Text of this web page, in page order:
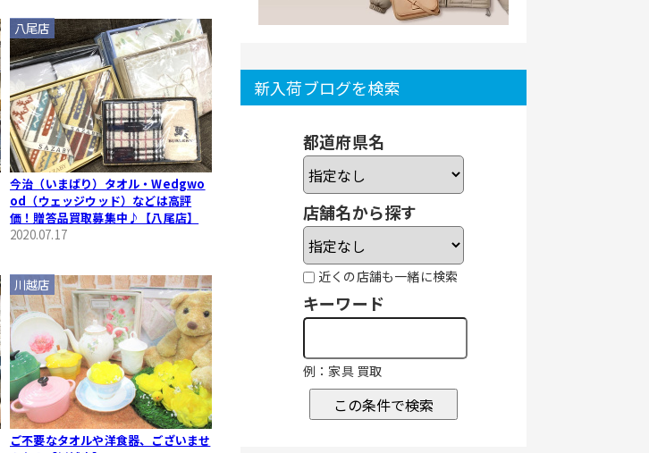
今治（いまばり）タオル・Wedgwo
od（ウェッジウッド）などは高評
価！贈答品買取募集中♪【八尾店】
2020.07.17
八尾店
ご不要なタオルや洋食器、ございませ
川越店
新入荷ブログを検索
都道府県名
店舗名から探す
近くの店舗も一緒に検索
キーワード
例：家具 買取
この条件で検索